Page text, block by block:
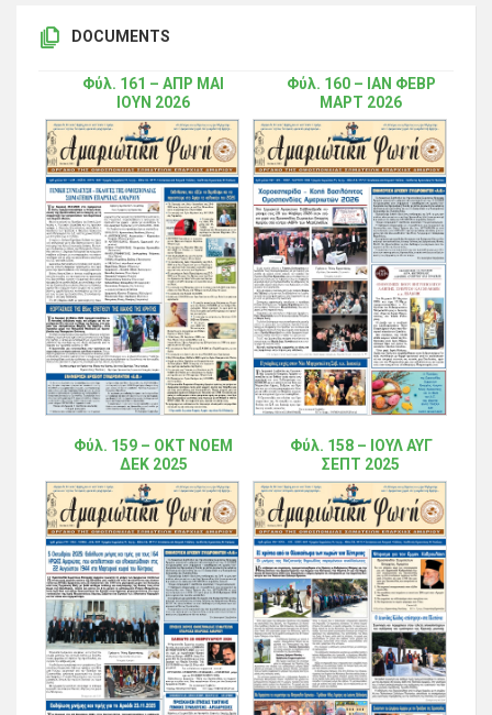
DOCUMENTS
Φύλ. 161 – ΑΠΡ ΜΑΙ
ΙΟΥΝ 2026
Φύλ. 160 – ΙΑΝ ΦΕΒΡ
ΜΑΡΤ 2026
Φύλ. 159 – ΟΚΤ ΝΟΕΜ
ΔΕΚ 2025
Φύλ. 158 – ΙΟΥΛ ΑΥΓ
ΣΕΠΤ 2025